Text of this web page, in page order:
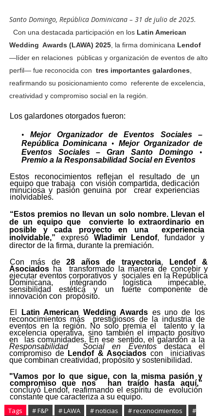
Santo Domingo, República Dominicana – 31 de julio de 2025.
Con una destacada participación en los Latin American
Wedding Awards (LAWA) 2025, la firma dominicana Lendof
—líder en relaciones públicas y organización de eventos de alto
perfil— fue reconocida con tres importantes galardones
reafirmando su posicionamiento como referente de excelencia,
creatividad y compromiso social en la región.
Los galardones otorgados fueron:
•Mejor Organizador de Eventos Sociales –
República Dominicana • Mejor Organizador de
Eventos Sociales – Gran Santo Domingo •
Premio a la Responsabilidad Social en Eventos
Estos reconocimientos reflejan el resultado de un
equipo que trabaja
con visión compartida, dedicación
minuciosa y pasión genuina por
crear experiencias
inolvidables.
“Estos premios no llevan un solo nombre. Llevan el
de un equipo que
convierte lo extraordinario en
posible y cada proyecto en una
experiencia
inolvidable,”expresó Wladimir Lendof, fundador y
director de la firma, durante la premiación.
Con más de28 años de trayectoria,
Lendof &
Asociados ha
transformado la manera de concebir y
ejecutar eventos corporativos y sociales en la República
Dominicana, integrando logística impecable,
sensibilidad estética y un fuerte componente de
innovación con propósito.
El
Latin American Wedding Awards es uno de los
reconocimientos más
prestigiosos de la industria de
eventos en la región. No solo premia el
talento y la
excelencia operativa, sino también el impacto positivo
en
las comunidades. En ese sentido, el galardón a la
Responsabilidad
Social en Eventos destaca el
compromiso de Lendof & Asociados con
iniciativas
que combinan creatividad, propósito y sostenibilidad.
"Vamos por lo que sigue, con la misma pasión y
compromiso que nos
han traído hasta aquí,"
concluyó Lendof, reafirmando el espíritu de evolución
constante que caracteriza a su equipo.
Tags # F&P # LAWA # noticias # reconocimientos
#